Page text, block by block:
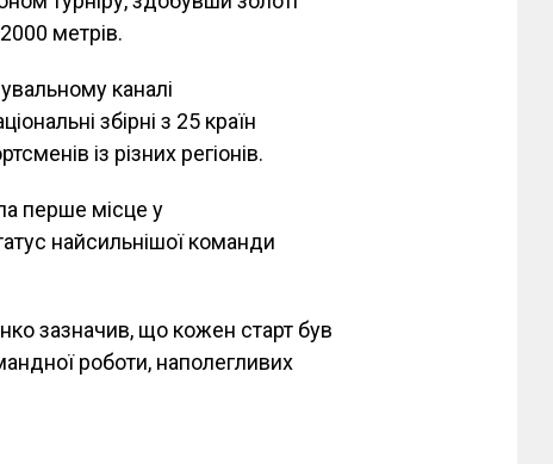
метрів.
каналі
збірні з 25 країн
із різних регіонів.
перше місце у
найсильнішої команди
зазначив, що кожен старт був
роботи, наполегливих